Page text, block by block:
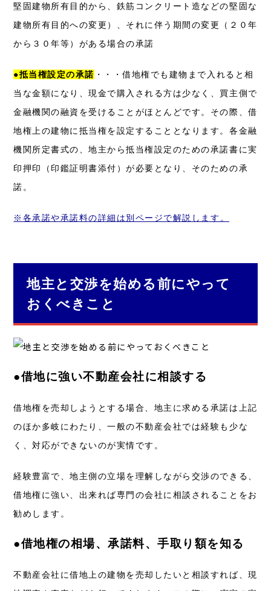
堅固建物所有目的から、鉄筋コンクリート造などの堅固な
建物所有目的への変更）、それに伴う期間の変更（２０年
から３０年等）がある場合の承諾
●抵当権設定の承諾 ・・・借地権でも建物まで入れると相
当な金額になり、現金で購入される方は少なく、買主側で
金融機関の融資を受けることがほとんどです。その際、借
地権上の建物に抵当権を設定することとなります。各金融
機関所定書式の、地主から抵当権設定のための承諾書に実
印押印（印鑑証明書添付）が必要となり、そのための承
諾。
※ 各承諾や承諾料の詳細は別ページで解説します。
地主と交渉を始める前にやって
おくべきこと
●借地に強い不動産会社に相談する
借地権を売却しようとする場合、地主に求める承諾は上記
のほか多岐にわたり、一般の不動産会社では経験も少な
く、対応ができないのが実情です。
経験豊富で、地主側の立場を理解しながら交渉のできる、
借地権に強い、出来れば専門の会社に相談されることをお
勧めします。
●借地権の相場、承諾料、手取り額を知る
不動産会社に借地上の建物を売却したいと相談すれば、現